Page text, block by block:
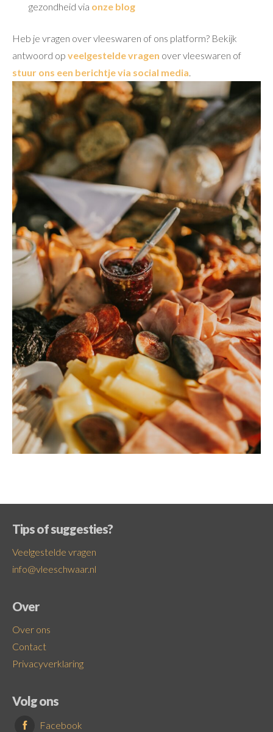
gezondheid via onze blog
Heb je vragen over vleeswaren of ons platform? Bekijk
antwoord opveelgestelde vragen over vleeswaren of
stuur ons een berichtje via social media.
Tips of suggesties?
Veelgestelde vragen
info@vleeschwaar.nl
Over
Over ons
Contact
Privacyverklaring
Volg ons
Facebook